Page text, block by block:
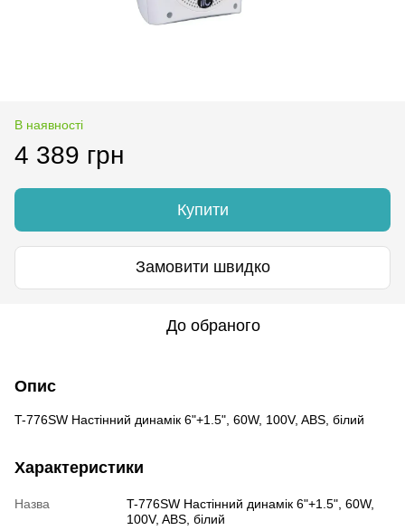
В наявності
4 389 грн
Купити
Замовити швидко
До обраного
Опис
T-776SW Настінний динамік 6"+1.5", 60W, 100V, ABS, білий
Характеристики
Назва
T-776SW Настінний динамік 6"+1.5", 60W,
100V, ABS, білий